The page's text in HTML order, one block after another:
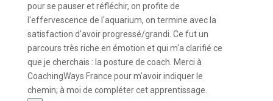
pour se pauser et réfléchir, on profite de
l'effervescence de l'aquarium, on termine avec la
satisfaction d'avoir progressé/grandi. Ce fut un
parcours très riche en émotion et qui m'a clarifié ce
que je cherchais : la posture de coach. Merci à
CoachingWays France pour m'avoir indiquer le
chemin; à moi de compléter cet apprentissage.